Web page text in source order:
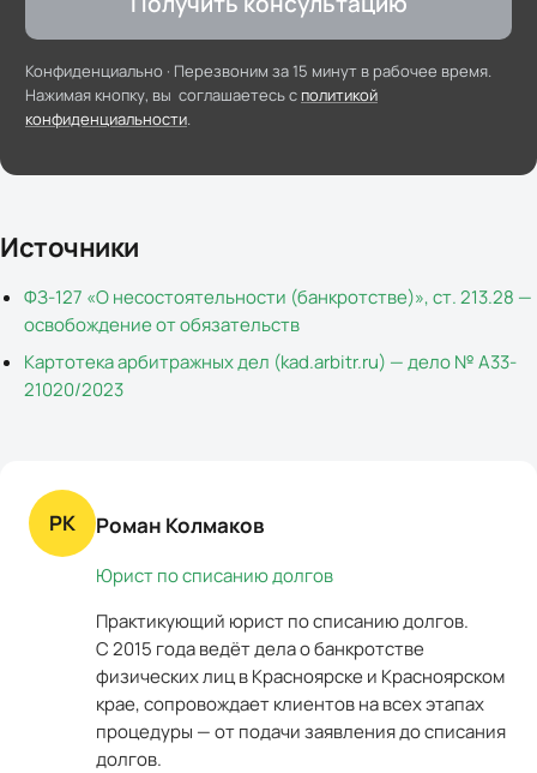
Конфиденциально · Перезвоним за 15 минут в рабочее время
Нажимая кнопку, вы соглашаетесь с политикой
конфиденциальности
Источники
ФЗ-127 «О несостоятельности (банкротстве)», ст. 213.28 —
освобождение от обязательств
Картотека арбитражных дел (kad.arbitr.ru) — дело № А33-
21020/2023
РК Роман Колмаков
Юрист по списанию долгов
Практикующий юрист по списанию долгов.
С 2015 года ведёт дела о банкротстве
физических лиц в Красноярске и Красноярском
крае, сопровождает клиентов на всех этапах
процедуры — от подачи заявления до списания
долгов.